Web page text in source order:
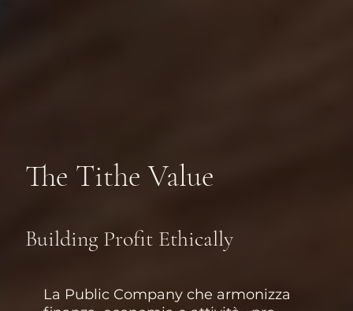
The Tithe Value
Building Profit Ethically
La Public Company che armonizza